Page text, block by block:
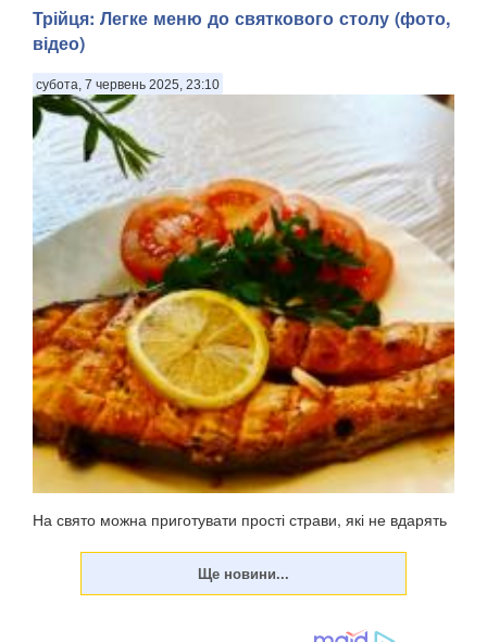
яка, згідно з церковним переказом, відшукала Хр...
Трійця: Легке меню до святкового столу (фото,
відео)
субота, 7 червень 2025, 23:10
На свято можна приготувати прості страви, які не вдарять
Христове). Традиційно меню на Паску жирне, у ньому